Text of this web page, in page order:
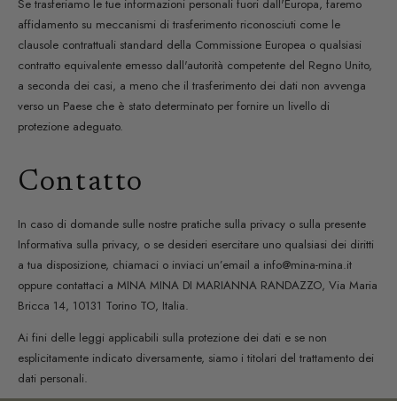
Se trasferiamo le tue informazioni personali fuori dall'Europa, faremo
affidamento su meccanismi di trasferimento riconosciuti come le
clausole contrattuali standard della Commissione Europea o qualsiasi
contratto equivalente emesso dall'autorità competente del Regno Unito,
a seconda dei casi, a meno che il trasferimento dei dati non avvenga
verso un Paese che è stato determinato per fornire un livello di
protezione adeguato.
Contatto
In caso di domande sulle nostre pratiche sulla privacy o sulla presente
Informativa sulla privacy, o se desideri esercitare uno qualsiasi dei diritti
a tua disposizione, chiamaci o inviaci un’email a info@mina-mina.it
oppure contattaci a MINA MINA DI MARIANNA RANDAZZO, Via Maria
Bricca 14, 10131 Torino TO, Italia.
Ai fini delle leggi applicabili sulla protezione dei dati e se non
esplicitamente indicato diversamente, siamo i titolari del trattamento dei
dati personali.